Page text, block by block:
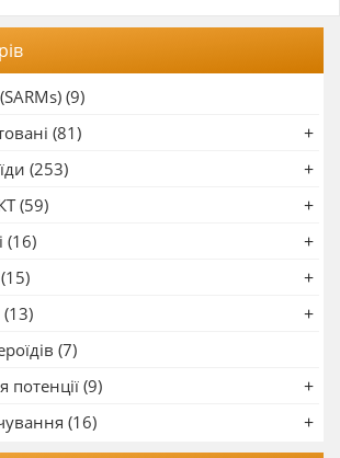
(9)
(81)
(253)
(59)
(16)
(13)
(7)
(9)
(16)